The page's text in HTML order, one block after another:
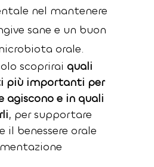
nel mantenere
sane e un buon
orale.
scoprirai quali
più importanti per
agiscono e in quali
, per supportare
il benessere orale